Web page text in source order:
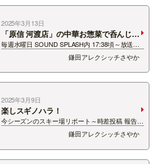
広がるバーン…
2025年3月13日
「原信 河渡店」の中華お惣菜で呑んじゃ
いな♪ 食べチャイナ♪
毎週水曜日 SOUND SPLASH内 17:38頃～放送
中！ 菊水 presents 鎌田アレクシッチさやかと呑
んじゃいな♪ 食べチャイナ♪ 「菊水しぼりたて
純米生原酒」と一緒に楽しむ ”食べチャイナメ
ニ…
鎌田アレクシッチさやか
2025年3月9日
楽しスギノハラ！
今シーズンのスキー場リポート～時差投稿 報告ブ
ログ⑪～ 今シーズンはパウダーDayが本当に多
い！！ 雪のもさもさ降る妙高杉ノ原スキー場に行
ってきました！ ほどよい斜面のロングパウダー
ゲレンデめ…
鎌田アレクシッチさやか